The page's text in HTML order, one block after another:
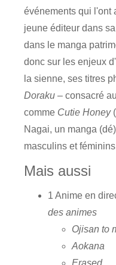
événements qui l'ont
jeune éditeur dans
dans le manga
donc sur les enjeux
la sienne, ses titres
Doraku – consacré
comme Cutie Honey (
Nagai, un manga
masculins et
Mais aussi
1 Anime en
des animes
Ojisan to
Aokana
Erased